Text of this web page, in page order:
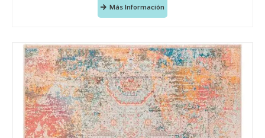
Más Información
Acuerdo RGPD*
Doy mi consentimiento para que
esta web almacene la
información que envío para que
puedan responder a mi petición.
Recibir mi oferta